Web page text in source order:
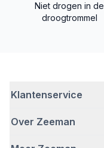
Niet drogen in de
droogtrommel
Klantenservice
Veelgestelde vragen
Over Zeeman